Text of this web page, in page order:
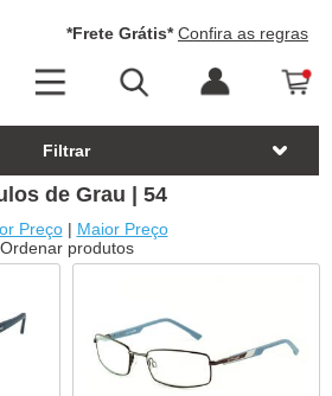
*Frete Grátis* Confira as regras
Filtrar
de Grau | 54
Preço| Maior Preço
Ordenar produtos